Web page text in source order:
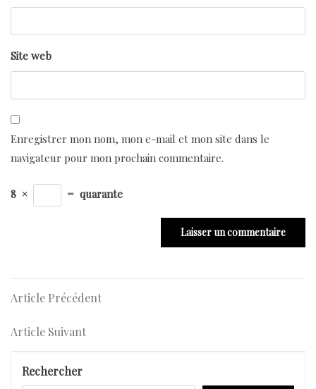
Site web
Enregistrer mon nom, mon e-mail et mon site dans le
navigateur pour mon prochain commentaire.
8 × = quarante
Navigation
de
Article
Article Précédent
Article
Article Suivant
Rechercher